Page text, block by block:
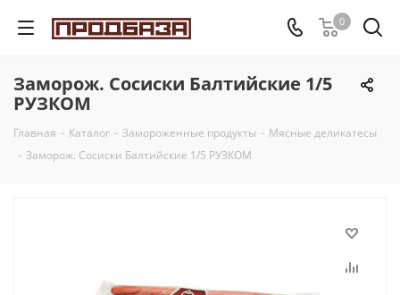
0
Заморож. Сосиски Балтийские 1/5
РУЗКОМ
Главная - Каталог - Замороженные продукты - Мясные деликатесы
- Заморож. Сосиски Балтийские 1/5 РУЗКОМ